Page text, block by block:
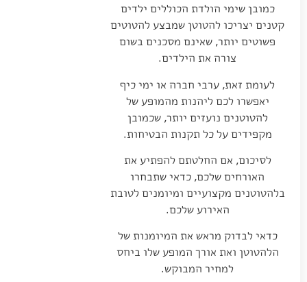
כמובן שימי הולדת הכוללים ילדים
קטנים יצריכו להטוטן שמבצע להטוטים
פשוטים יותר, שאינם מסכנים בשום
צורה את הילדים.
לעומת זאת, ערבי חברה או ימי כיף
יאפשרו לכם ליהנות מהמופע של
להטוטנים נועזים יותר, שכמובן
מקפידים על כל תקנות הבטיחות.
לסיכום, אם החלטתם להפתיע את
האורחים שלכם, כדאי שתבחרו
בלהטוטנים מקצועיים ומיומנים לטובת
האירוע שלכם.
כדאי לבדוק מראש את המיומנות של
הלהטוטן ואת אורך המופע שלו ביחס
למחיר המבוקש.